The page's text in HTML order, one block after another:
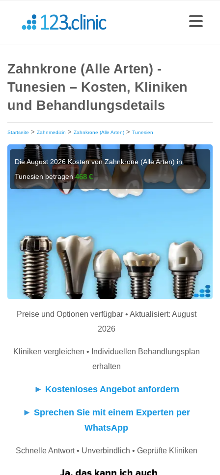
Zahnkrone (Alle Arten) -
Tunesien – Kosten, Kliniken
und Behandlungsdetails
Startseite > Zahnmedizin > Zahnkrone (Alle Arten) > Tunesien
Die August 2026 Kosten von Zahnkrone (Alle Arten) in
Tunesien betragen468 €
Preise und Optionen verfügbar • Aktualisiert: August
2026
Kliniken vergleichen • Individuellen Behandlungsplan
erhalten
► Kostenloses Angebot anfordern
► Sprechen Sie mit einem Experten per
WhatsApp
Schnelle Antwort • Unverbindlich • Geprüfte Kliniken